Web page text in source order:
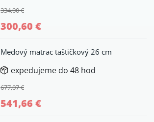
334,00 €
300,60 €
Medový matrac taštičkový 26 cm
expedujeme do 48 hod
677,07 €
541,66 €